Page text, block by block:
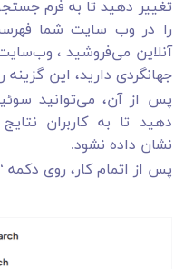
را در وب سایت شما
آنلاین می‌فروشید ،
جهانگردی دارید، این
پس از آن، می‌توانید
دهید تا به کاربران
نشان داده نشود.
پس از اتمام کار، روی دکمه